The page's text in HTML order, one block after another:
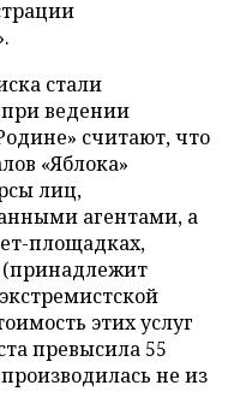
стали
ведении
считают, что
«Яблока»
лиц,
агентами, а
площадках,
(принадлежит
этих услуг
превысила 55
не из